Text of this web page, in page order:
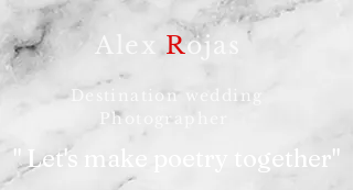
Alex Rojas
Destination wedding
Photographer
" Let's make poetry together"